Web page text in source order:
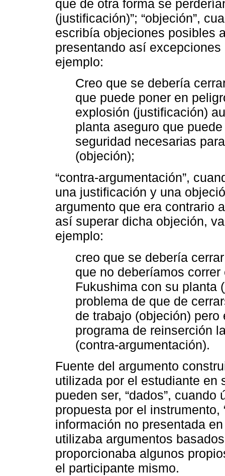
que de otra forma se
(justificación)”; “objeción”,
escribía objeciones posibles
presentando así
ejemplo:
Creo que se debería
que puede poner en
explosión (justificación)
planta aseguro que
seguridad necesarias
(objeción);
“contra-argumentación”,
una justificación y una
argumento que era contrario
así superar dicha objeción,
ejemplo:
creo que se debería
que no deberíamos
Fukushima con su planta
problema de que de
de trabajo (objeción)
programa de reinserción
(contra-argumentación).
Fuente del argumento
utilizada por el estudiante en
pueden ser, “dados”,
propuesta por el instrumento,
información no presentada
utilizaba argumentos
proporcionaba algunos
el participante mismo.